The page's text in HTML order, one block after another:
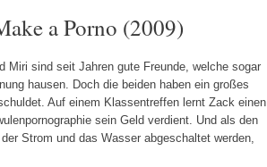
a Porno (2009)
Miri sind seit Jahren gute Freunde, welche sogar
hausen. Doch die beiden haben ein großes
Auf einem Klassentreffen lernt Zack einen
sein Geld verdient. Und als den
Strom und das Wasser abgeschaltet werden,